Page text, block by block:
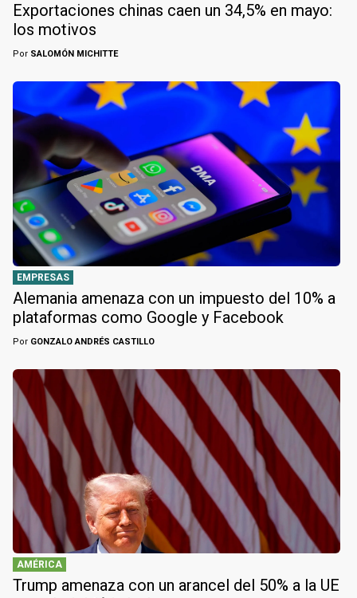
Exportaciones chinas caen un 34,5% en mayo:
los motivos
Por SALOMÓN MICHITTE
EMPRESAS
Alemania amenaza con un impuesto del 10% a
plataformas como Google y Facebook
Por GONZALO ANDRÉS CASTILLO
AMÉRICA
Trump amenaza con un arancel del 50% a la UE